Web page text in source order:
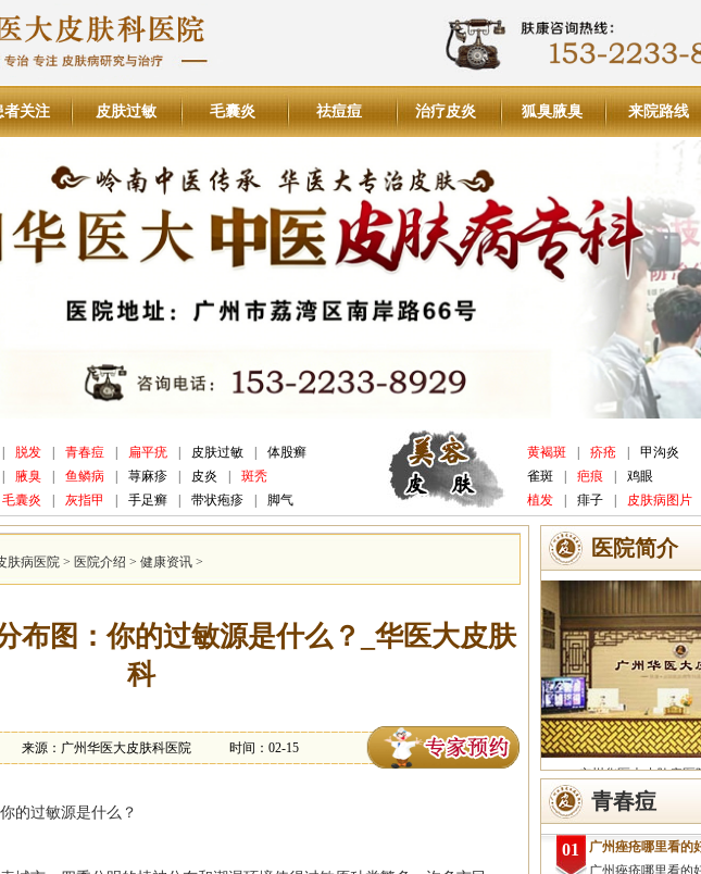
者关注 皮肤过敏 毛囊炎 祛痘痘 治疗皮炎 狐臭腋臭 来院路线
脱发 青春痘 扁平疣 皮肤过敏
体股癣
腋臭 鱼鳞病 荨麻疹 皮炎
斑秃
毛囊炎 灰指甲 手足癣 带状疱疹 脚气
黄褐斑 疥疮
甲沟炎
雀斑
疤痕
鸡眼
植发
痱子 皮肤病图片
肤病医院 > 医院介绍 > 健康资讯 >
布图：你的过敏源是什么？_华医大皮肤
科
来源：广州华医大皮肤科医院 时间：02-15
的过敏源是什么？
医院简介
广州华医大皮肤病医
发、灰指甲、荨麻疹、湿
皮肤过敏、扁平疣、带状
皮肤过敏等皮肤疾病的治
青春痘
01
广州痤疮哪里看的